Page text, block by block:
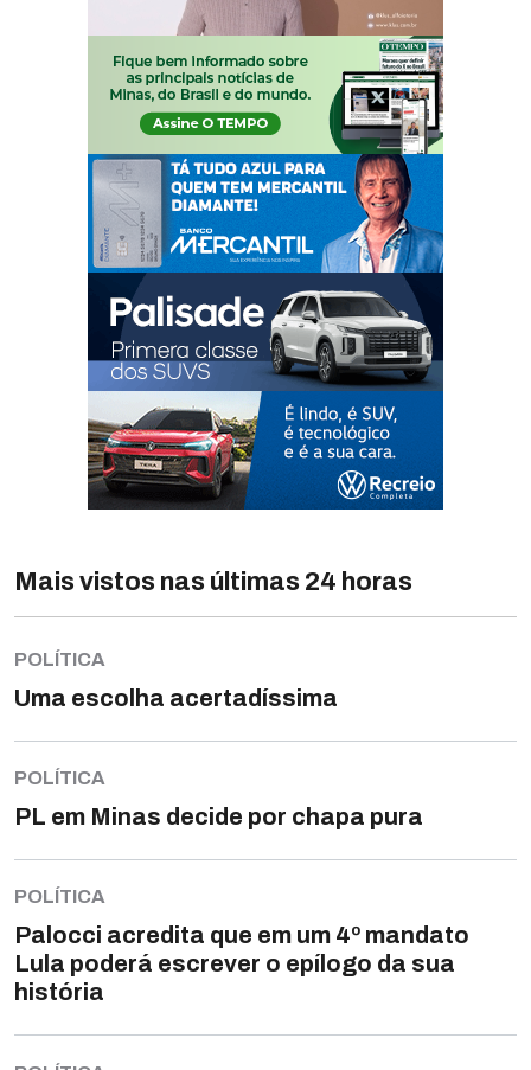
Mais vistos nas últimas 24 horas
POLÍTICA
Uma escolha acertadíssima
POLÍTICA
PL em Minas decide por chapa pura
POLÍTICA
Palocci acredita que em um 4º mandato
Lula poderá escrever o epílogo da sua
história